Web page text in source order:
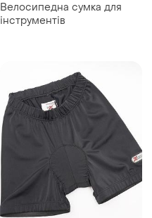
Велосипедна сумка для
інструментів